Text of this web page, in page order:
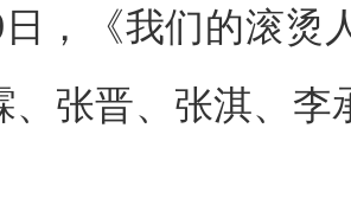
《我们的滚烫
、张晋、张淇、